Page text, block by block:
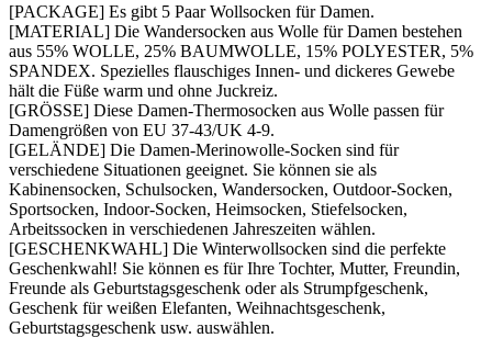
[PACKAGE] Es gibt 5 Paar Wollsocken für Damen.
[MATERIAL] Die Wandersocken aus Wolle für Damen bestehen
aus 55% WOLLE, 25% BAUMWOLLE, 15% POLYESTER, 5%
SPANDEX. Spezielles flauschiges Innen- und dickeres Gewebe
hält die Füße warm und ohne Juckreiz.
[GRÖSSE] Diese Damen-Thermosocken aus Wolle passen für
Damengrößen von EU 37-43/UK 4-9.
[GELÄNDE] Die Damen-Merinowolle-Socken sind für
verschiedene Situationen geeignet. Sie können sie als
Kabinensocken, Schulsocken, Wandersocken, Outdoor-Socken,
Sportsocken, Indoor-Socken, Heimsocken, Stiefelsocken,
Arbeitssocken in verschiedenen Jahreszeiten wählen.
[GESCHENKWAHL] Die Winterwollsocken sind die perfekte
Geschenkwahl! Sie können es für Ihre Tochter, Mutter, Freundin,
Freunde als Geburtstagsgeschenk oder als Strumpfgeschenk,
Geschenk für weißen Elefanten, Weihnachtsgeschenk,
Geburtstagsgeschenk usw. auswählen.